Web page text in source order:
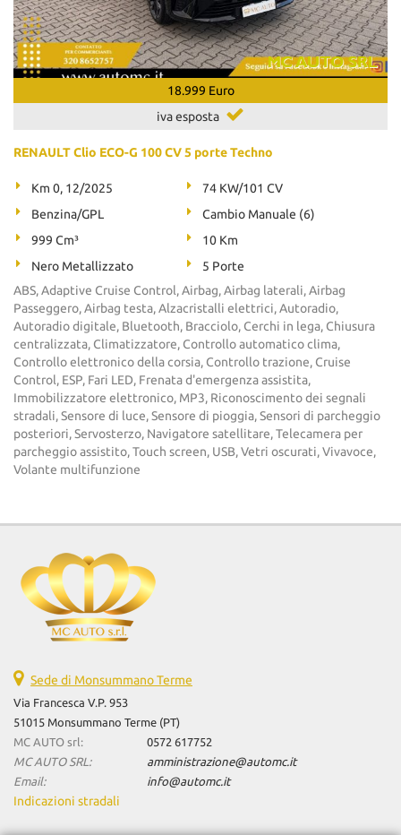
18.999 Euro
iva esposta
RENAULT Clio ECO-G 100 CV 5 porte Techno
Km 0, 12/2025
74 KW/101 CV
Benzina/GPL
Cambio Manuale (6)
999 Cm³
10 Km
Nero Metallizzato
5 Porte
ABS, Adaptive Cruise Control, Airbag, Airbag laterali, Airbag
Passeggero, Airbag testa, Alzacristalli elettrici, Autoradio,
Autoradio digitale, Bluetooth, Bracciolo, Cerchi in lega, Chiusura
centralizzata, Climatizzatore, Controllo automatico clima,
Controllo elettronico della corsia, Controllo trazione, Cruise
Control, ESP, Fari LED, Frenata d'emergenza assistita,
Immobilizzatore elettronico, MP3, Riconoscimento dei segnali
stradali, Sensore di luce, Sensore di pioggia, Sensori di parcheggio
posteriori, Servosterzo, Navigatore satellitare, Telecamera per
parcheggio assistito, Touch screen, USB, Vetri oscurati, Vivavoce,
Volante multifunzione
Sede di Monsummano Terme
Via Francesca V.P. 953
51015 Monsummano Terme (PT)
MC AUTO srl:
0572 617752
MC AUTO SRL:
amministrazione@automc.it
Email:
info@automc.it
Indicazioni stradali